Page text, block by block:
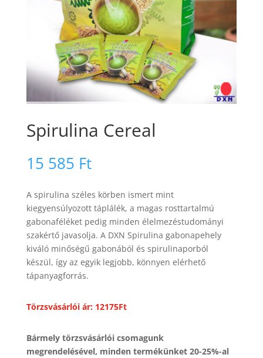
Spirulina Cereal
15 585 Ft
A spirulina széles körben ismert mint
kiegyensúlyozott táplálék, a magas rosttartalmú
gabonaféléket pedig minden élelmezéstudományi
szakértő javasolja. A DXN Spirulina gabonapehely
kiváló minőségű gabonából és spirulinaporból
készül, így az egyik legjobb, könnyen elérhető
tápanyagforrás.
Törzsvásárlói ár: 12175Ft
Bármely törzsvásárlói csomagunk
megrendelésével, minden termékünket 20-25%-al